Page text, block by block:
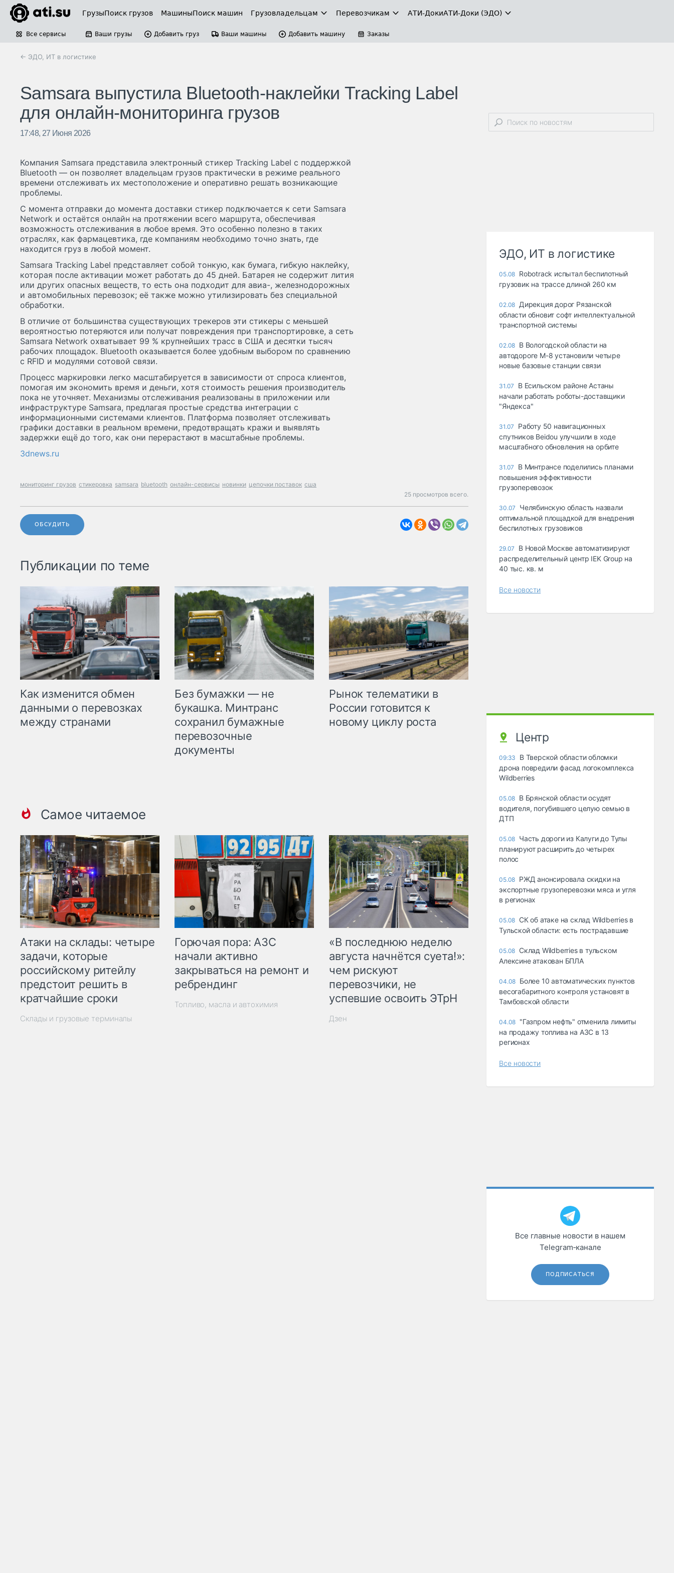
ГрузыПоиск грузов МашиныПоиск машин Грузовладельцам Перевозчикам АТИ-ДокиАТИ-Доки (ЭДО)
Все сервисы Ваши грузы Добавить груз Ваши машины Добавить машину Заказы
← ЭДО, ИТ в логистике
Samsara выпустила Bluetooth-наклейки Tracking Label
для онлайн-мониторинга грузов
17:48, 27 Июня 2026
Компания Samsara представила электронный стикер Tracking Label с поддержкой
Bluetooth — он позволяет владельцам грузов практически в режиме реального
времени отслеживать их местоположение и оперативно решать возникающие
проблемы.
С момента отправки до момента доставки стикер подключается к сети Samsara
Network и остаётся онлайн на протяжении всего маршрута, обеспечивая
возможность отслеживания в любое время. Это особенно полезно в таких
отраслях, как фармацевтика, где компаниям необходимо точно знать, где
находится груз в любой момент.
Samsara Tracking Label представляет собой тонкую, как бумага, гибкую наклейку,
которая после активации может работать до 45 дней. Батарея не содержит лития
или других опасных веществ, то есть она подходит для авиа-, железнодорожных
и автомобильных перевозок; её также можно утилизировать без специальной
обработки.
В отличие от большинства существующих трекеров эти стикеры с меньшей
вероятностью потеряются или получат повреждения при транспортировке, а сеть
Samsara Network охватывает 99 % крупнейших трасс в США и десятки тысяч
рабочих площадок. Bluetooth оказывается более удобным выбором по сравнению
с RFID и модулями сотовой связи.
Процесс маркировки легко масштабируется в зависимости от спроса клиентов,
помогая им экономить время и деньги, хотя стоимость решения производитель
пока не уточняет. Механизмы отслеживания реализованы в приложении или
инфраструктуре Samsara, предлагая простые средства интеграции с
информационными системами клиентов. Платформа позволяет отслеживать
графики доставки в реальном времени, предотвращать кражи и выявлять
задержки ещё до того, как они перерастают в масштабные проблемы.
3dnews.ru
мониторинг грузов стикеровка samsara bluetooth онлайн-сервисы новинки цепочки поставок сша
25 просмотров всего.
ОБСУДИТЬ
Публикации по теме
Как изменится обмен
данными о перевозках
между странами
Без бумажки — не
букашка. Минтранс
сохранил бумажные
перевозочные
документы
Рынок телематики в
России готовится к
новому циклу роста
Самое читаемое
Атаки на склады: четыре
задачи, которые
российскому ритейлу
предстоит решить в
кратчайшие сроки
Склады и грузовые терминалы
Горючая пора: АЗС
начали активно
закрываться на ремонт и
ребрендинг
Топливо, масла и автохимия
«В последнюю неделю
августа начнётся суета!»:
чем рискуют
перевозчики, не
успевшие освоить ЭТрН
Дзен
ЭДО, ИТ в логистике
05.08 Robotrack испытал беспилотный
грузовик на трассе длиной 260 км
02.08 Дирекция дорог Рязанской
области обновит софт интеллектуальной
транспортной системы
02.08 В Вологодской области на
автодороге М-8 установили четыре
новые базовые станции связи
31.07
В Есильском районе Астаны
начали работать роботы-доставщики
"Яндекса"
31.07
Работу 50 навигационных
спутников Beidou улучшили в ходе
масштабного обновления на орбите
31.07
В Минтрансе поделились планами
повышения эффективности
грузоперевозок
30.07
Челябинскую область назвали
оптимальной площадкой для внедрения
беспилотных грузовиков
29.07
В Новой Москве автоматизируют
распределительный центр IEK Group на
40 тыс. кв. м
Все новости
Центр
09:33
В Тверской области обломки
дрона повредили фасад логокомплекса
Wildberries
05.08 В Брянской области осудят
водителя, погубившего целую семью в
ДТП
05.08 Часть дороги из Калуги до Тулы
планируют расширить до четырех
полос
05.08 РЖД анонсировала скидки на
экспортные грузоперевозки мяса и угля
в регионах
05.08 СК об атаке на склад Wildberries в
Тульской области: есть пострадавшие
05.08 Склад Wildberries в тульском
Алексине атакован БПЛА
04.08 Более 10 автоматических пунктов
весогабаритного контроля установят в
Тамбовской области
04.08 "Газпром нефть" отменила лимиты
на продажу топлива на АЗС в 13
регионах
Все новости
Все главные новости в нашем
Telegram‑канале
ПОДПИСАТЬСЯ